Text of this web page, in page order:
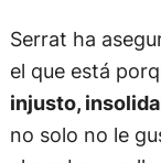
Serrat ha
el que está
injusto,
no solo no le